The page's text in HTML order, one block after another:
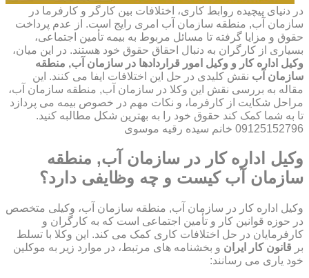
در دنیای پیچیده روابط کاری، اختلافات بین کارگر و کارفرما در
سازمان آب, منطقه سازمان آب امری رایج است. از عدم پرداخت
حقوق و مزایا گرفته تا مسائل مربوط به بیمه تأمین اجتماعی،
بسیاری از کارگران به دنبال احقاق حقوق خود هستند. در این میان،
وکیل اداره کار و وکیل امور قراردادها در سازمان آب, منطقه
سازمان آب نقش کلیدی در حل این اختلافات ایفا می کنند. این
مقاله به بررسی نقش این وکلا در سازمان آب, منطقه سازمان آب،
مراحل شکایت از کارفرما، و نکات مهم در خصوص بیمه می پردازد
تا به شما کمک کند حقوق خود را به بهترین شکل مطالبه کنید.
09125152796 خانم سیده رقیه موسوی
وکیل اداره کار در سازمان آب, منطقه
سازمان آب کیست و چه وظایفی دارد؟
وکیل اداره کار در سازمان آب, منطقه سازمان آب، وکیلی متخصص
در حوزه قوانین کار و تأمین اجتماعی است که به کارگران و
کارفرمایان در حل اختلافات کاری کمک می کند. این وکلا با تسلط
بر قانون کار ایران و بخشنامه های مرتبط، در موارد زیر به موکلین
خود یاری می رسانند: